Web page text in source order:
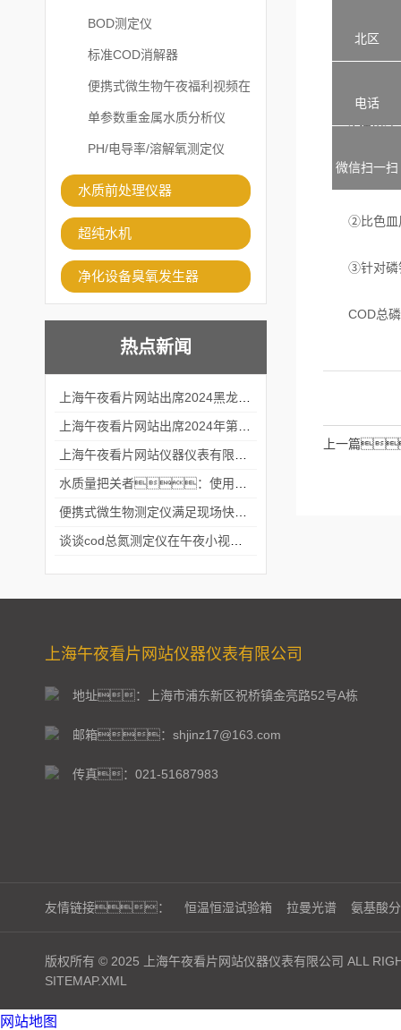
BOD测定仪
标准COD消解器
便携式微生物午夜福利视频在
线观看
单参数重金属水质分析仪
PH/电导率/溶解氧测定仪
水质前处理仪器
超纯水机
净化设备臭氧发生器
热点新闻
②滴加
3.使用注
①水样采集
②比色皿
③针对磷钼
COD总磷
上一篇
上海午夜看片网站仪器仪表有限公司
地址：上海市浦东新区祝桥镇金亮路52号A栋
邮箱：shjinz17@163.com
传真：021-51687983
友情链接： 恒温恒湿试验箱 拉曼光谱 氨基酸
版权所有 © 2025 上海午夜看片网站仪器仪表有限公司 ALL
SITEMAP.XML
北区
电话
微信扫一扫
网站地图